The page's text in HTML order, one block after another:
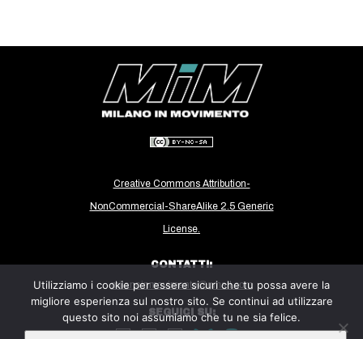
Creative Commons Attribution-
NonCommercial-ShareAlike 2.5 Generic
License.
CONTATTI:
milanoinmovimento@gmail.com
SEGUICI SU:
Utilizziamo i cookie per essere sicuri che tu possa avere la
migliore esperienza sul nostro sito. Se continui ad utilizzare
questo sito noi assumiamo che tu ne sia felice.